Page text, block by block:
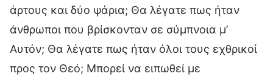
άρτους και δύο ψάρια; Θα λέγατε πως ήταν
άνθρωποι που βρίσκονταν σε σύμπνοια μ’
Αυτόν; Θα λέγατε πως ήταν όλοι τους εχθρικοί
προς τον Θεό; Μπορεί να ειπωθεί με